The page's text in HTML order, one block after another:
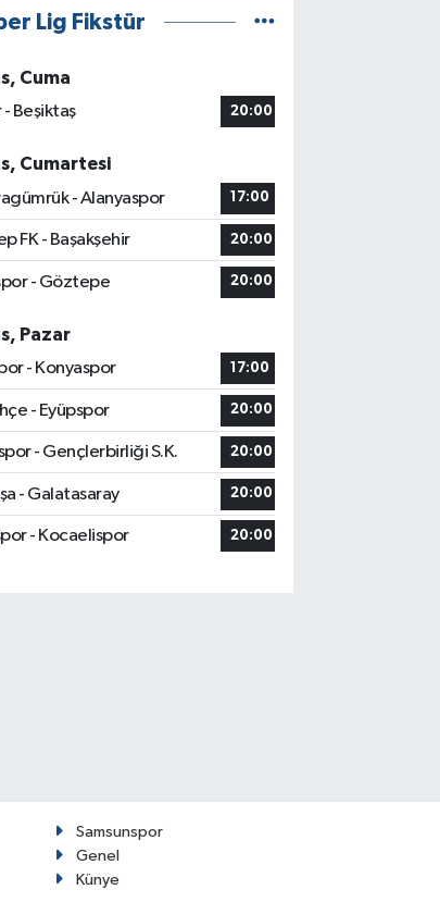
Lig Fikstür
Cuma
- Beşiktaş
20:00
Cumartesi
- Alanyaspor
17:00
FK - Başakşehir 20:00
- Göztepe 20:00
Pazar
- Konyaspor
17:00
- Eyüpspor 20:00
- Gençlerbirliği S.K. 20:00
- Galatasaray 20:00
- Kocaelispor 20:00
Samsunspor
Genel
Künye